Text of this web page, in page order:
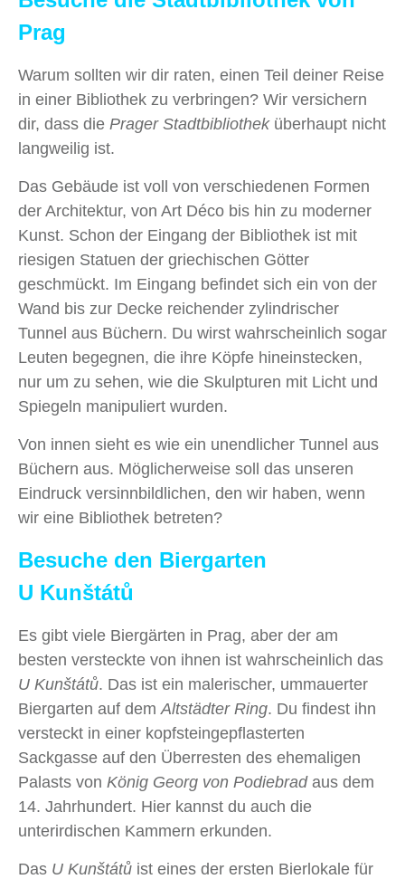
Prag
Warum sollten wir dir raten, einen Teil deiner Reise
in einer Bibliothek zu verbringen? Wir versichern
dir, dass die Prager Stadtbibliotheküberhaupt nicht
langweilig ist.
Das Gebäude ist voll von verschiedenen Formen
der Architektur, von Art Déco bis hin zu moderner
Kunst. Schon der Eingang der Bibliothek ist mit
riesigen Statuen der griechischen Götter
geschmückt. Im Eingang befindet sich ein von der
Wand bis zur Decke reichender zylindrischer
Tunnel aus Büchern. Du wirst wahrscheinlich sogar
Leuten begegnen, die ihre Köpfe hineinstecken,
nur um zu sehen, wie die Skulpturen mit Licht und
Spiegeln manipuliert wurden.
Von innen sieht es wie ein unendlicher Tunnel aus
Büchern aus. Möglicherweise soll das unseren
Eindruck versinnbildlichen, den wir haben, wenn
wir eine Bibliothek betreten?
Besuche den Biergarten
U Kunštátů
Es gibt viele Biergärten in Prag, aber der am
besten versteckte von ihnen ist wahrscheinlich das
U Kunštátů. Das ist ein malerischer, ummauerter
Biergarten auf dem Altstädter Ring. Du findest ihn
versteckt in einer kopfsteingepflasterten
Sackgasse auf den Überresten des ehemaligen
Palasts von König Georg von Podiebradaus dem
14. Jahrhundert. Hier kannst du auch die
unterirdischen Kammern erkunden.
Das U Kunštátů ist eines der ersten Bierlokale für